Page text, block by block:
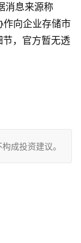
消息来源称
向企业存储市
，官方暂无透
成投资建议。